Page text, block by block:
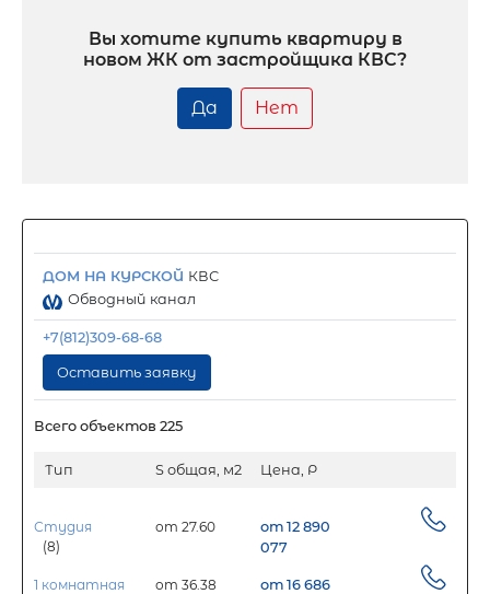
Вы хотите купить квартиру в
новом ЖК от застройщика КВС?
Да Нет
ДОМ НА КУРСКОЙ КВС
Обводный канал
+7(812)309-68-68
Оставить заявку
Всего объектов 225
Тип S общая, м2 Цена, Р
Студия
(8)
от 27.60
от 12 890
077
1 комнатная
от 36.38
от 16 686